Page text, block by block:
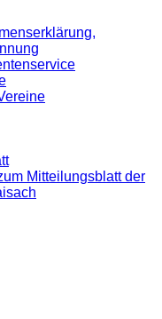
Mitteilungsblatt der